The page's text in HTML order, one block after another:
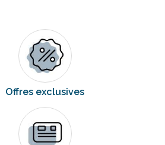
Offres exclusives